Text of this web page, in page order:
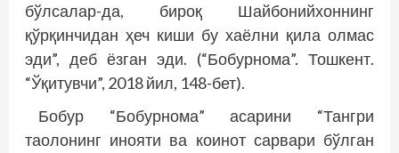
бўлсалар-да, бироқ Шайбонийхоннинг
қўрқинчидан ҳеч киши бу хаёлни қила олмас
эди”, деб ёзган эди. (“Бобурнома”. Тошкент.
“Ўқитувчи”, 2018 йил, 148-бет).
Бобур “Бобурнома” асарини “Танг­­ри
таолонинг инояти ва коинот сарвари бўлган